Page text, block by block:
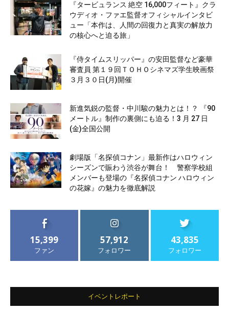
『タービュランス 絶空 16,000フィート』クラ
ウディオ・ファエ監督オフィシャルインタビ
ュー「本作は、人間の回復力と真実の解放力
の核心へと迫る旅」
『侍タイムスリッパー』の安田監督など豪華
審査員 第１９回ＴＯＨＯシネマズ学生映画祭
３月３０日(月)開催
新進気鋭の監督・中川駿の魅力とは！？ 『90
メートル』制作の裏側にも迫る！3 月 27 日
(金)全国公開
劇場版「名探偵コナン」最新作はハロウィン
シーズンで賑わう渋谷が舞台！ 警察学校組
メンバーも登場の『名探偵コナン ハロウィン
の花嫁』の魅力を徹底解説
15,399
ファン
57,912
フォロワー
43,835
フォロワー
イベントレポート